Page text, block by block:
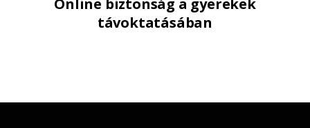
Online biztonság a gyerekek
távoktatásában